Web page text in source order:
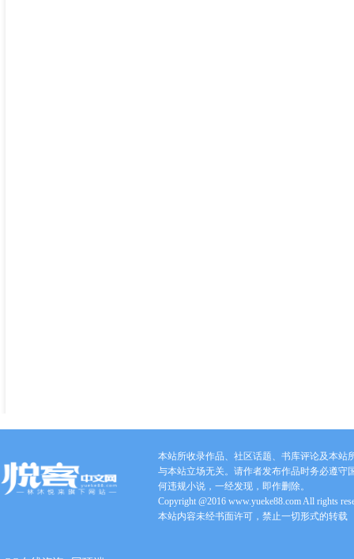
本站所收录作品、社区话题、书库评论及本站
与本站立场无关。请作者发布作品时务必遵守
何违规小说，一经发现，即作删除。
Copyright @2016 www.yueke88.com All rights
本站内容未经书面许可，禁止一切形式的转载